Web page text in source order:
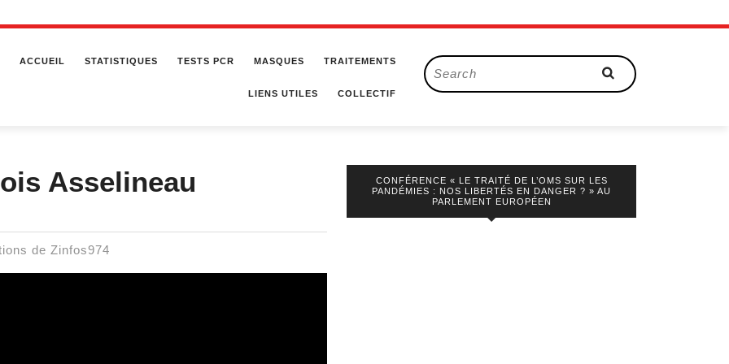
ACCUEIL STATISTIQUES TESTS PCR MASQUES TRAITEMENTS
LIENS UTILES COLLECTIF
Search
for:
Asselineau
de Zinfos974
CONFÉRENCE « LE TRAITÉ DE L’OMS SUR LES
PANDÉMIES : NOS LIBERTÉS EN DANGER ? » AU
PARLEMENT EUROPÉEN